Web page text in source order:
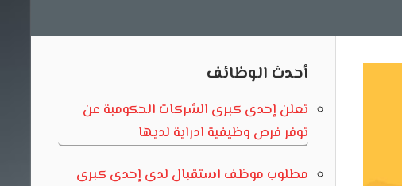
أحدث الوظائف
تعلن إحدى كبرى الشركات الحكومبة عن
توفر فرص وظيفية ادراية لديها
مطلوب موظف استقبال لدى إحدى كبرى